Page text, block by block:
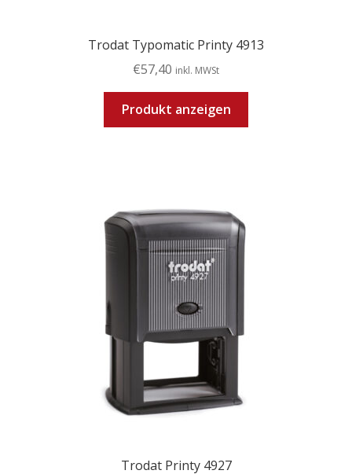
Trodat Typomatic Printy 4913
€57,40 inkl. MWSt
Produkt anzeigen
Trodat Printy 4927